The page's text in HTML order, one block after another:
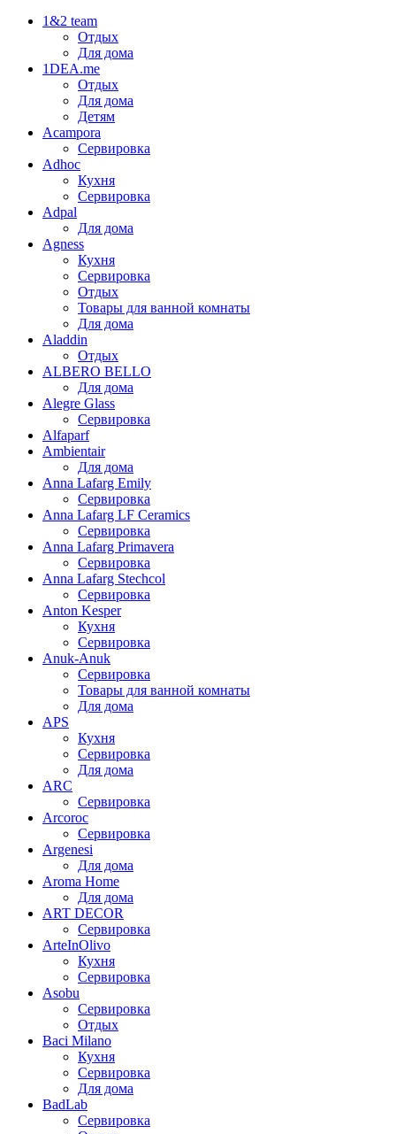
1&2 team
Отдых
Для дома
1DEA.me
Отдых
Для дома
Детям
Acampora
Сервировка
Adhoc
Кухня
Сервировка
Adpal
Для дома
Agness
Кухня
Сервировка
Отдых
Товары для ванной комнаты
Для дома
Aladdin
Отдых
ALBERO BELLO
Для дома
Alegre Glass
Сервировка
Alfaparf
Ambientair
Для дома
Anna Lafarg Emily
Сервировка
Anna Lafarg LF Ceramics
Сервировка
Anna Lafarg Primavera
Сервировка
Anna Lafarg Stechcol
Сервировка
Anton Kesper
Кухня
Сервировка
Anuk-Anuk
Сервировка
Товары для ванной комнаты
Для дома
APS
Кухня
Сервировка
Для дома
ARC
Сервировка
Arcoroc
Сервировка
Argenesi
Для дома
Aroma Home
Для дома
ART DECOR
Сервировка
ArteInOlivo
Кухня
Сервировка
Asobu
Сервировка
Отдых
Baci Milano
Кухня
Сервировка
Для дома
BadLab
Сервировка